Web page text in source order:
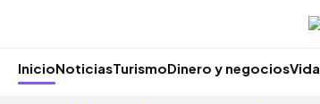
InicioNoticiasTurismoDinero y negociosVida